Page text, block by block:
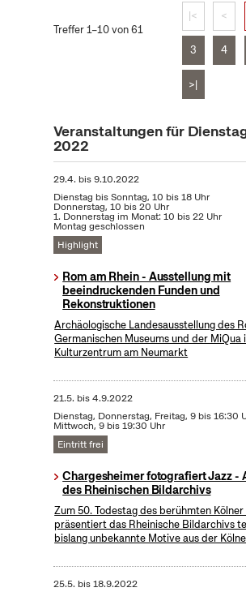
Treffer 1–10 von 61
|< <
3 4
>|
Veranstaltungen für
2022
29.4. bis9.10.2022
Dienstag bis Sonntag, 10 bis 18 Uhr
Donnerstag, 10 bis 20 Uhr
1. Donnerstag im Monat: 10 bis 22 Uhr
Montag geschlossen
Highlight
Rom am Rhein - Ausstellung mit
beeindruckenden Funden und
Rekonstruktionen
Archäologische Landesausstellung des
Germanischen Museums und der MiQua
Kulturzentrum am Neumarkt
21.5. bis4.9.2022
Dienstag, Donnerstag, Freitag, 9 bis 16:30
Mittwoch, 9 bis 19:30 Uhr
Eintritt frei
Chargesheimer fotografiert Jazz -
des Rheinischen Bildarchivs
Zum 50. Todestag des berühmten
präsentiert das Rheinische Bildarchivs
bislang unbekannte Motive aus der
25.5. bis18.9.2022